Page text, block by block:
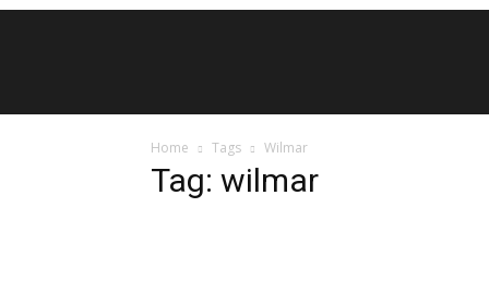
Home Tags Wilmar
Tag: wilmar